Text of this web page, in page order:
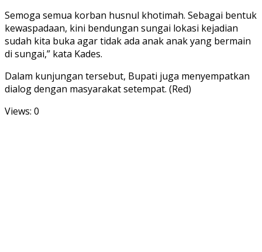
Semoga semua korban husnul khotimah. Sebagai bentuk
kewaspadaan, kini bendungan sungai lokasi kejadian
sudah kita buka agar tidak ada anak anak yang bermain
di sungai,” kata Kades.
Dalam kunjungan tersebut, Bupati juga menyempatkan
dialog dengan masyarakat setempat. (Red)
Views: 0